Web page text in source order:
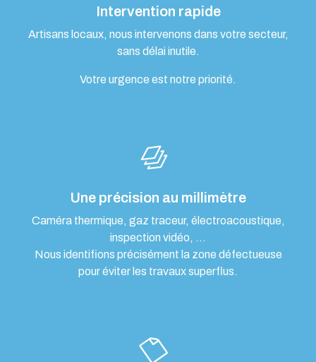
Intervention rapide
Artisans locaux, nous intervenons dans votre secteur,
sans délai inutile.
Votre urgence est notre priorité.
Une précision au millimètre
Caméra thermique, gaz traceur, électroacoustique,
inspection vidéo, …
Nous identifions précisément la zone défectueuse
pour éviter les travaux superflus.